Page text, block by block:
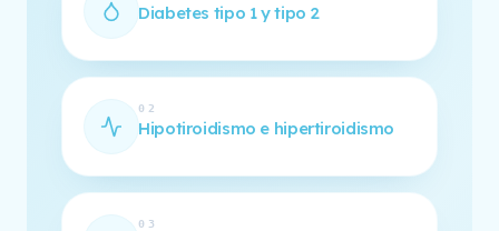
Diabetes tipo 1 y tipo 2
02
Hipotiroidismo e hipertiroidismo
03